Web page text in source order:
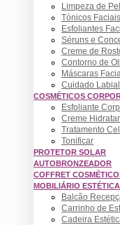
Limpeza de
Tónicos Faciais
Esfoliantes
Séruns e
Creme de
Contorno de
Máscaras
Cuidado Labial
COSMÉTICOS
Esfoliante
Creme
Tratamento
Tonificar
PROTETOR SOLAR
AUTOBRONZEADOR
COFFRET
MOBILIÁRIO ESTÉTICA
Balcão
Carrinho de
Cadeira